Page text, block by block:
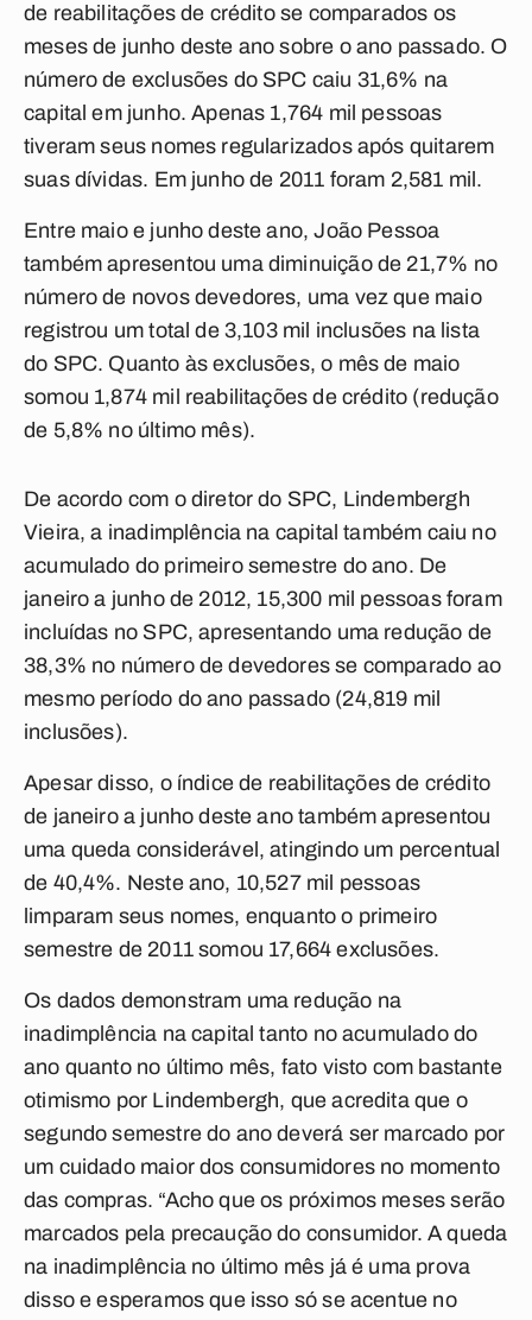
de reabilitações de crédito se comparados os
meses de junho deste ano sobre o ano passado. O
número de exclusões do SPC caiu 31,6% na
capital em junho. Apenas 1,764 mil pessoas
tiveram seus nomes regularizados após quitarem
suas dívidas. Em junho de 2011 foram 2,581 mil.
Entre maio e junho deste ano, João Pessoa
também apresentou uma diminuição de 21,7% no
número de novos devedores, uma vez que maio
registrou um total de 3,103 mil inclusões na lista
do SPC. Quanto às exclusões, o mês de maio
somou 1,874 mil reabilitações de crédito (redução
de 5,8% no último mês).
De acordo com o diretor do SPC, Lindembergh
Vieira, a inadimplência na capital também caiu no
acumulado do primeiro semestre do ano. De
janeiro a junho de 2012, 15,300 mil pessoas foram
incluídas no SPC, apresentando uma redução de
38,3% no número de devedores se comparado ao
mesmo período do ano passado (24,819 mil
inclusões).
Apesar disso, o índice de reabilitações de crédito
de janeiro a junho deste ano também apresentou
uma queda considerável, atingindo um percentual
de 40,4%. Neste ano, 10,527 mil pessoas
limparam seus nomes, enquanto o primeiro
semestre de 2011 somou 17,664 exclusões.
Os dados demonstram uma redução na
inadimplência na capital tanto no acumulado do
ano quanto no último mês, fato visto com bastante
otimismo por Lindembergh, que acredita que o
segundo semestre do ano deverá ser marcado por
um cuidado maior dos consumidores no momento
das compras. “Acho que os próximos meses serão
marcados pela precaução do consumidor. A queda
na inadimplência no último mês já é uma prova
disso e esperamos que isso só se acentue no